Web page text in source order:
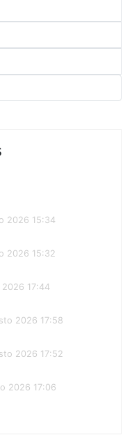
2026 15:34
2026 15:32
17:44
2026 17:58
2026 17:52
2026 17:06